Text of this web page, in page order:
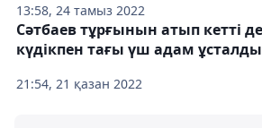
13:58, 24 тамыз 2022
21:54, 21 қазан 2022
Сәтбаев тұрғынын атып кетті
күдікпен тағы үш адам ұсталды